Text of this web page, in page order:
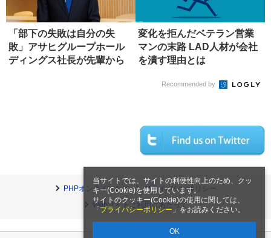
当サイトでは、サイトの利便性向上のため、クッ
キー(Cookie)を使用しています。
サイトのクッキー(Cookie)の使用に関しては、
「 プライバシーポリシー 」をお読みください。
OK
「部下の失敗は自分の失
敗」アサヒグループホール
ディングス社長が先輩から
変化を拒んだベテラン営業
マンの末路 LAD人材が会社
を潰す理由とは
Recommended by
PHPオンラインとは
プライバシーポリシー
Webサイトご利用にあたって